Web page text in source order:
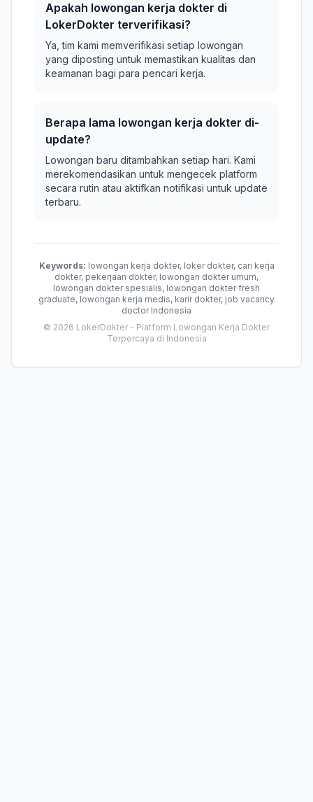
Apakah lowongan kerja dokter di
LokerDokter terverifikasi?
Ya, tim kami memverifikasi setiap lowongan
yang diposting untuk memastikan kualitas dan
keamanan bagi para pencari kerja.
Berapa lama lowongan kerja dokter di-
update?
Lowongan baru ditambahkan setiap hari. Kami
merekomendasikan untuk mengecek platform
secara rutin atau aktifkan notifikasi untuk update
terbaru.
Keywords: lowongan kerja dokter, loker dokter, cari kerja
dokter, pekerjaan dokter, lowongan dokter umum,
lowongan dokter spesialis, lowongan dokter fresh
graduate, lowongan kerja medis, karir dokter, job vacancy
doctor Indonesia
© 2026 LokerDokter - Platform Lowongan Kerja Dokter
Terpercaya di Indonesia